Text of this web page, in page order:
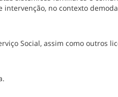
intervenção, no contexto
Social, assim como outros